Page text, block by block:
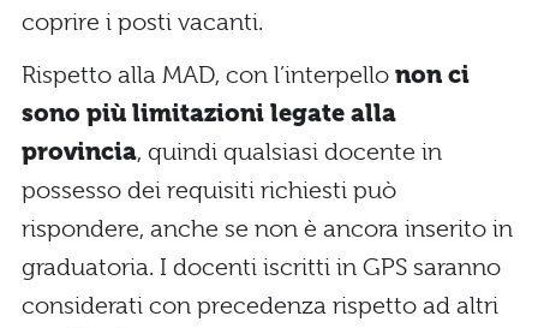
coprire i posti vacanti.
Rispetto alla MAD, con l’interpello non ci
sono più limitazioni legate alla
provincia, quindi qualsiasi docente in
possesso dei requisiti richiesti può
rispondere, anche se non è ancora inserito in
graduatoria. I docenti iscritti in GPS saranno
considerati con precedenza rispetto ad altri